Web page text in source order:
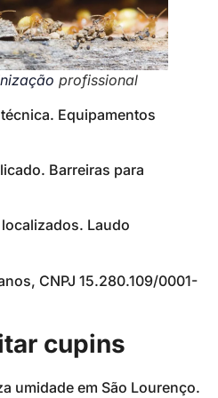
profissional
Equipamentos
Barreiras para
Laudo
CNPJ 15.280.109/0001-
cupins
umidade em São Lourenço.